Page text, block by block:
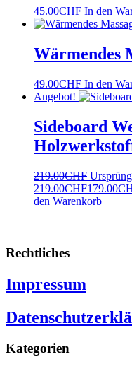
45.00CHF In den
Wärmendes
49.00CHF In den
Angebot!
Sideboard
219.00CHF
219.00CHF179.00
den Warenkorb
Rechtliches
Impressum
Kategorien